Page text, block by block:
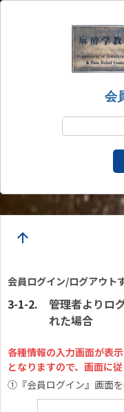
会
arrow_upward
会員ログイン/ログアウト
管理者よりロ
れた場合
各種情報の入力画面が表
となりますので、画面に
①『会員ログイン』画面を